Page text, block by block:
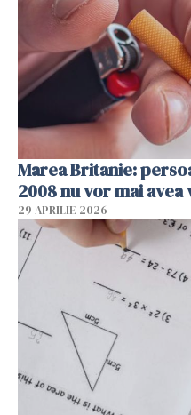
Marea Britanie:
2008 nu vor mai avea
29 APRILIE 2026